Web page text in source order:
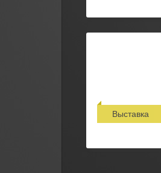
Выставка